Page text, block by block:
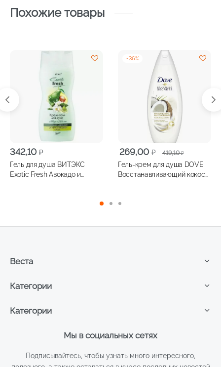
Похожие товары
342,10 ₽
Гель для душа ВИТЭКС
Exotic Fresh Авокадо и
-36%
419,10₽
Первоначальная
цена
составляла
269,00 ₽
Текущая
цена:
269,00 ₽.
Гель-крем для душа DOVE
Восстанавливающий кокос
Мы в социальных сетях
Подписывайтесь, чтобы узнать много интересного,
Категории
Категории
Веста